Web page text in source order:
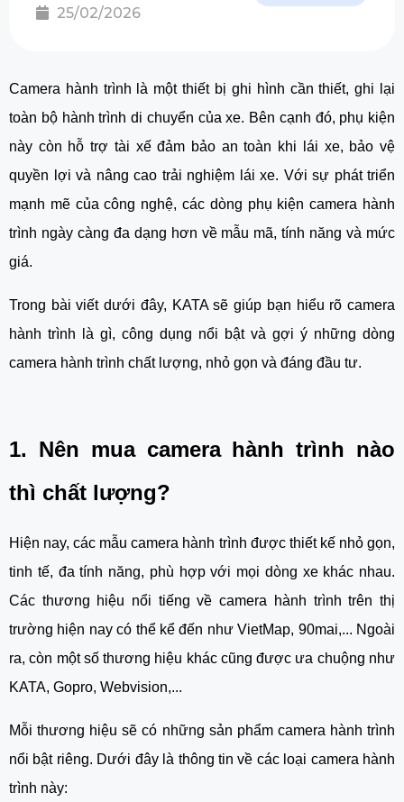
25/02/2026
Camera hành trình là một thiết bị ghi hình cần thiết, ghi lại
toàn bộ hành trình di chuyển của xe. Bên cạnh đó, phụ kiện
này còn hỗ trợ tài xế đảm bảo an toàn khi lái xe, bảo vệ
quyền lợi và nâng cao trải nghiệm lái xe. Với sự phát triển
mạnh mẽ của công nghệ, các dòng phụ kiện camera hành
trình ngày càng đa dạng hơn về mẫu mã, tính năng và mức
giá.
Trong bài viết dưới đây, KATA sẽ giúp bạn hiểu rõ camera
hành trình là gì, công dụng nổi bật và gợi ý những dòng
camera hành trình chất lượng, nhỏ gọn và đáng đầu tư.
1. Nên mua camera hành trình nào
thì chất lượng?
Hiện nay, các mẫu camera hành trình được thiết kế nhỏ gọn,
tinh tế, đa tính năng, phù hợp với mọi dòng xe khác nhau.
Các thương hiệu nổi tiếng về camera hành trình trên thị
trường hiện nay có thể kể đến như VietMap, 90mai,... Ngoài
ra, còn một số thương hiệu khác cũng được ưa chuộng như
KATA, Gopro, Webvision,...
Mỗi thương hiệu sẽ có những sản phẩm camera hành trình
nổi bật riêng. Dưới đây là thông tin về các loại camera hành
trình này: